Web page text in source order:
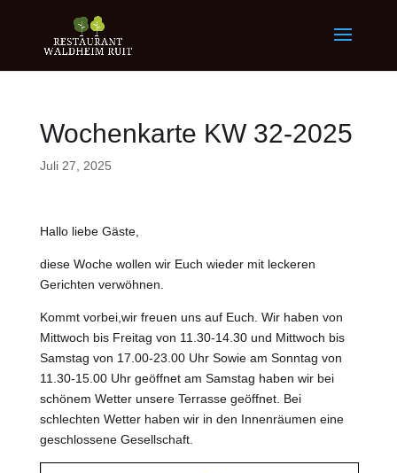
Wochenkarte KW 32-2025
Juli 27, 2025
Hallo liebe Gäste,
diese Woche wollen wir Euch wieder mit leckeren
Gerichten verwöhnen.
Kommt vorbei,wir freuen uns auf Euch. Wir haben von
Mittwoch bis Freitag von 11.30-14.30 und Mittwoch bis
Samstag von 17.00-23.00 Uhr Sowie am Sonntag von
11.30-15.00 Uhr geöffnet am Samstag haben wir bei
schönem Wetter unsere Terrasse geöffnet. Bei
schlechten Wetter haben wir in den Innenräumen eine
geschlossene Gesellschaft.